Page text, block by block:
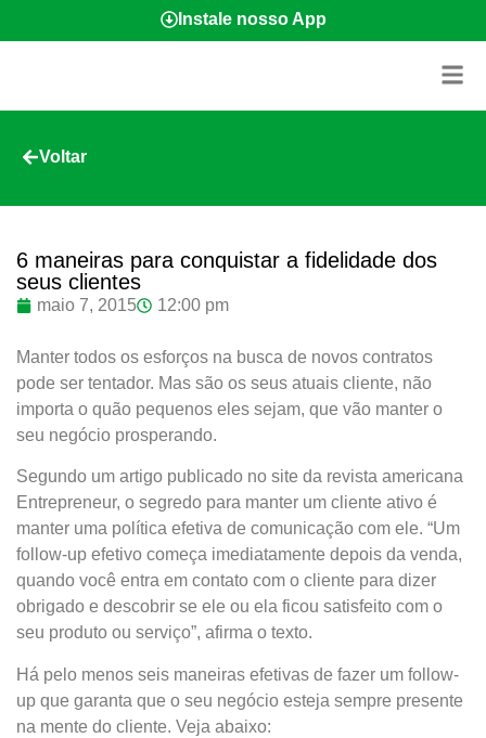
Instale nosso App
Voltar
6 maneiras para conquistar a fidelidade dos
seus clientes
maio 7, 2015 12:00 pm
Manter todos os esforços na busca de novos contratos
pode ser tentador. Mas são os seus atuais cliente, não
importa o quão pequenos eles sejam, que vão manter o
seu negócio prosperando.
Segundo um artigo publicado no site da revista americana
Entrepreneur, o segredo para manter um cliente ativo é
manter uma política efetiva de comunicação com ele. “Um
follow-up efetivo começa imediatamente depois da venda,
quando você entra em contato com o cliente para dizer
obrigado e descobrir se ele ou ela ficou satisfeito com o
seu produto ou serviço”, afirma o texto.
Há pelo menos seis maneiras efetivas de fazer um follow-
up que garanta que o seu negócio esteja sempre presente
na mente do cliente. Veja abaixo: